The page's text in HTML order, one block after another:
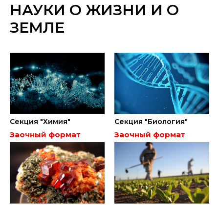
НАУКИ О ЖИЗНИ И О
ЗЕМЛЕ
Секция "Химия"
Заочный формат
Секция "Биология"
Заочный формат